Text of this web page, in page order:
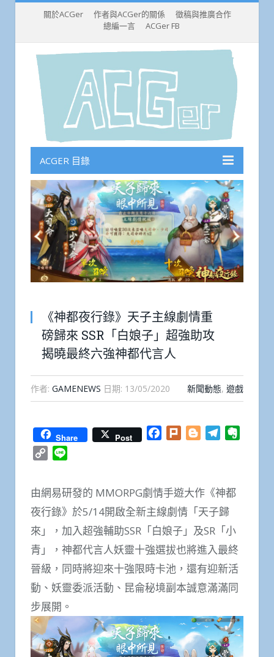
關於ACGer 作者與ACGer的關係
徵稿與推廣合作
總編一言
ACGer FB
ACGER 目錄
《神都夜行錄》天子主線劇情重
磅歸來 SSR「白娘子」超強助攻
揭曉最終六強神都代言人
作者: GAMENEWS 日期: 13/05/2020 新聞動態, 遊戲
Share Post Facebook
Plurk BloggerTelegram
Copy
由網易研發的 MMORPG劇情手遊大作《神都
夜行錄》於5/14開啟全新主線劇情「天子歸
來」，加入超強輔助SSR「白娘子」及SR「小
青」，神都代言人妖靈十強選拔也將進入最終
晉級，同時將迎來十強限時卡池，還有迎新活
動、妖靈委派活動、昆侖秘境副本誠意滿滿同
步展開。